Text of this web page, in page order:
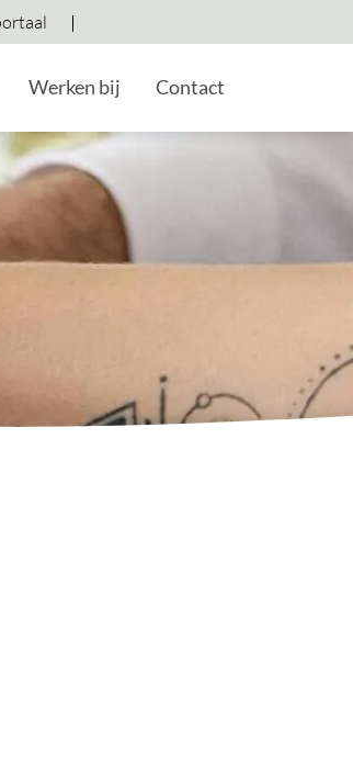
Hoog contrast wisselen
Lettergrootte vergroten
Lettergrootte
Werken bij Contact